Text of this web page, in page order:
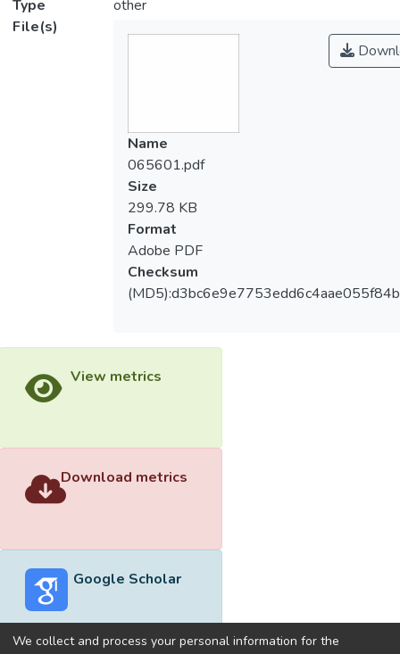
Type
other
File(s)
Name
065601.pdf
Size
299.78 KB
Format
Adobe PDF
Checksum
View metrics
Download metrics
Google Scholar
We collect and process your personal information for the